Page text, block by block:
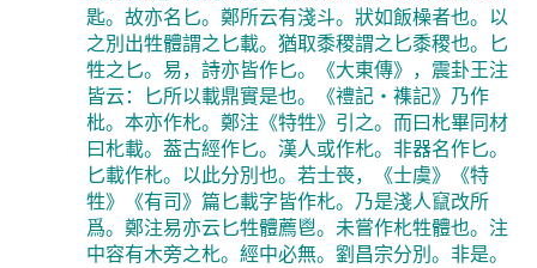
匙。故亦名匕。鄭所云有淺斗。狀如飯橾者也。以
之別出牲體謂之匕載。猶取黍稷謂之匕黍稷也。匕
牲之匕。易，詩亦皆作匕。《大東傳》，震卦王注
皆云：匕所以載鼎實是也。《禮記・襍記》乃作
枇。本亦作朼。鄭注《特牲》引之。而曰朼畢同材
曰朼載。葢古經作匕。漢人或作朼。非器名作匕。
匕載作朼。以此分別也。若士䘮，《士虞》《特
牲》《有司》篇匕載字皆作朼。乃是淺人竄改所
爲。鄭注易亦云匕牲體薦鬯。未嘗作朼牲體也。注
中容有木旁之朼。經中必無。劉昌宗分別。非是。